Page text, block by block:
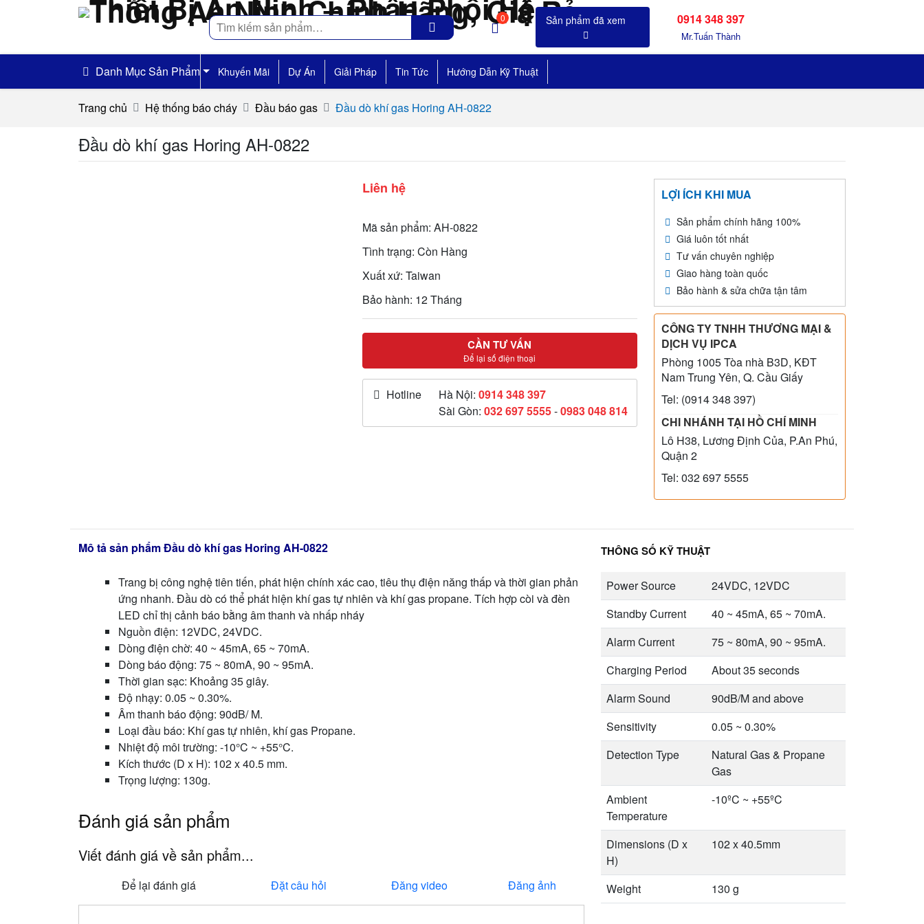
Tìm
kiếm
0 0914 348 397
Mr.Tuấn Thành
Danh Mục Sản Phẩm Khuyến Mãi Dự Án Giải Pháp Tin Tức Hướng Dẫn Kỹ Thuật
Trang chủ Hệ thống báo cháy Đầu báo gas Đầu dò khí gas Horing AH-0822
Đầu dò khí gas Horing AH-0822
Liên hệ
Mã sản phẩm: AH-0822
Tình trạng: Còn Hàng
Xuất xứ: Taiwan
Bảo hành: 12 Tháng
CẦN TƯ VẤN
Để lại số điện thoại
Hotline Hà Nội:0914 348 397
Sài Gòn:032 697 5555-0983 048 814
LỢI ÍCH KHI MUA
Sản phẩm chính hãng 100%
Giá luôn tốt nhất
Tư vấn chuyên nghiệp
Giao hàng toàn quốc
Bảo hành & sửa chữa tận tâm
CÔNG TY TNHH THƯƠNG MẠI &
DỊCH VỤ IPCA
Phòng 1005 Tòa nhà B3D, KĐT
Nam Trung Yên, Q. Cầu Giấy
Tel: (0914 348 397)
CHI NHÁNH TẠI HỒ CHÍ MINH
Lô H38, Lương Định Của, P.An Phú,
Quận 2
Tel: 032 697 5555
Mô tả sản phẩm Đầu dò khí gas Horing AH-0822
Trang bị công nghệ tiên tiến, phát hiện chính xác cao, tiêu thụ điện năng thấp và thời gian phản
ứng nhanh. Đầu dò có thể phát hiện khí gas tự nhiên và khí gas propane. Tích hợp còi và đèn
LED chỉ thị cảnh báo bằng âm thanh và nhấp nháy
Nguồn điện: 12VDC, 24VDC.
Dòng điện chờ: 40 ~ 45mA, 65 ~ 70mA.
Dòng báo động: 75 ~ 80mA, 90 ~ 95mA.
Thời gian sạc: Khoảng 35 giây.
Độ nhạy: 0.05 ~ 0.30%.
Âm thanh báo động: 90dB/ M.
Loại đầu báo: Khí gas tự nhiên, khí gas Propane.
Nhiệt độ môi trường: -10°C ~ +55°C.
Kích thước (D x H): 102 x 40.5 mm.
Trọng lượng: 130g.
Đánh giá sản phẩm
Viết đánh giá về sản phẩm...
Để lại đánh giá Đặt câu hỏi Đăng video Đăng ảnh
THÔNG SỐ KỸ THUẬT
Power Source
24VDC, 12VDC
Standby Current
40 ~ 45mA, 65 ~ 70mA.
Alarm Current
75 ~ 80mA, 90 ~ 95mA.
Charging Period
About 35 seconds
Alarm Sound
90dB/M and above
Sensitivity
0.05 ~ 0.30%
Detection Type
Natural Gas & Propane
Gas
Ambient
Temperature
-10ºC ~ +55ºC
Dimensions (D x
H)
102 x 40.5mm
Weight 130 g